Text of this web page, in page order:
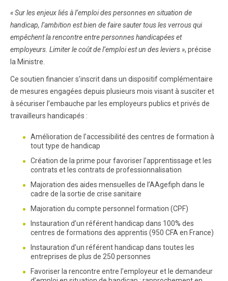
« Sur les enjeux liés à l’emploi des personnes en situation de
handicap, l’ambition est bien de faire sauter tous les verrous qui
empêchent la rencontre entre personnes handicapées et
employeurs. Limiter le coût de l’emploi est un des leviers », précise
la Ministre.
Ce soutien financier s’inscrit dans un dispositif complémentaire
de mesures engagées depuis plusieurs mois visant à susciter et
à sécuriser l’embauche par les employeurs publics et privés de
travailleurs handicapés :
Amélioration de l’accessibilité des centres de formation à
tout type de handicap
Création de la prime pour favoriser l’apprentissage et les
contrats et les contrats de professionnalisation
Majoration des aides mensuelles de l’AAgefiph dans le
cadre de la sortie de crise sanitaire
Majoration du compte personnel formation (CPF)
Instauration d’un référent handicap dans 100% des
centres de formations des apprentis (950 CFA en France)
Instauration d’un référent handicap dans toutes les
entreprises de plus de 250 personnes
Favoriser la rencontre entre l’employeur et le demandeur